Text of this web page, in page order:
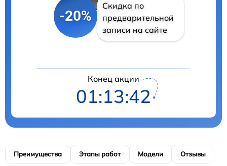
-20%
Скидка по
предварительной
записи на сайте
Конец акции
01:13:41
Преимущества Этапы работ Модели Отзывы